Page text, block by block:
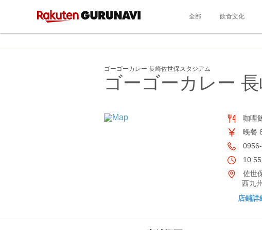
全部 飲食文化
ゴーゴーカレー 長崎佐世保スタジアム
ゴーゴーカレー
咖哩
晚餐
佐世
西九
店鋪詳